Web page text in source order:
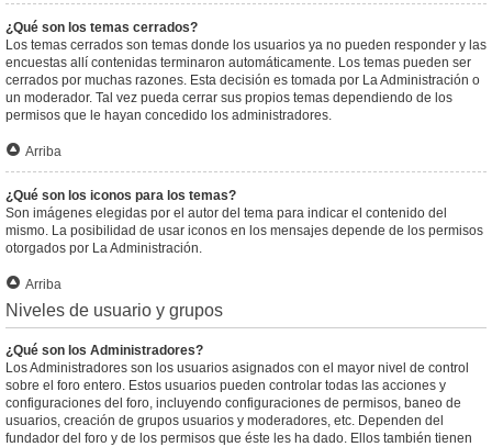
¿Qué son los temas cerrados?
Los temas cerrados son temas donde los usuarios ya no pueden responder y las
encuestas allí contenidas terminaron automáticamente. Los temas pueden ser
cerrados por muchas razones. Esta decisión es tomada por La Administración o
un moderador. Tal vez pueda cerrar sus propios temas dependiendo de los
permisos que le hayan concedido los administradores.
Arriba
¿Qué son los iconos para los temas?
Son imágenes elegidas por el autor del tema para indicar el contenido del
mismo. La posibilidad de usar iconos en los mensajes depende de los permisos
otorgados por La Administración.
Arriba
Niveles de usuario y grupos
¿Qué son los Administradores?
Los Administradores son los usuarios asignados con el mayor nivel de control
sobre el foro entero. Estos usuarios pueden controlar todas las acciones y
configuraciones del foro, incluyendo configuraciones de permisos, baneo de
usuarios, creación de grupos usuarios y moderadores, etc. Dependen del
fundador del foro y de los permisos que éste les ha dado. Ellos también tienen